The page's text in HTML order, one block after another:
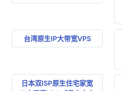
台湾原生IP大带宽VPS
日本双ISP原生住宅家宽